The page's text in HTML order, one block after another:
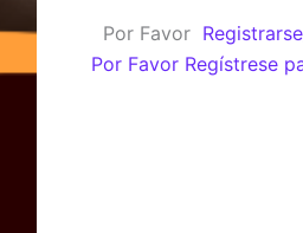
Por Favor
Por Favor Regístrese